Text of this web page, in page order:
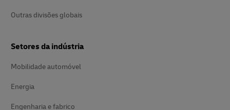
Outras divisões globais
Setores da indústria
Mobilidade automóvel
Energia
Engenharia e fabrico